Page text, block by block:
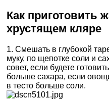
Как приготовить
хрустящем кляре
1. Смешать в глубокой
муку, по щепотке соли и
совет, если будете
больше сахара, если
в тесто больше соли.